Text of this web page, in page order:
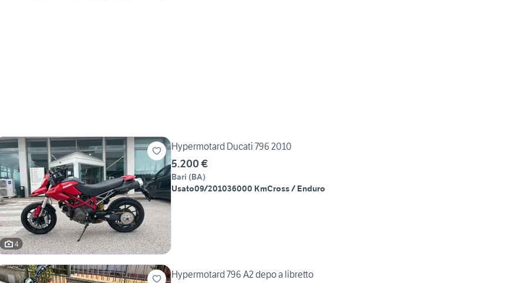
4
Hypermotard Ducati 796 2010
5.200 €
Bari (BA)
Usato09/201036000 KmCross / Enduro
Hypermotard 796 A2 depo a libretto